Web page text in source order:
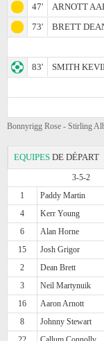
47'
ARNOTT
73'
BRETT
83'
SMITH
Bonnyrigg Rose - Stirling
EQUIPES DE DÉPART
3-5-2
1
Paddy Martin
4
Kerr Young
6
Alan Horne
15
Josh Grigor
2
Dean Brett
3
Neil Martynuik
16
Aaron Arnott
8
Johnny Stewart